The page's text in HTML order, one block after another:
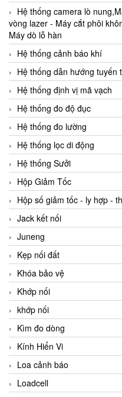
Hệ thống camera lò
vòng lazer - Máy cắt phôi
Máy dò lỗ hàn
Hệ thống cảnh báo khí
Hệ thống dẫn hướng tuyến
Hệ thống định vị mã vạch
Hệ thống đo độ đục
Hệ thống đo lường
Hệ thống lọc di động
Hệ thống Sưởi
Hộp Giảm Tốc
Hộp số giảm tốc - ly hợp -
Jack kết nối
Juneng
Kẹp nối đất
Khóa bảo vệ
Khớp nối
khớp nối
Kìm đo dòng
Kính Hiển Vi
Loa cảnh báo
Loadcell